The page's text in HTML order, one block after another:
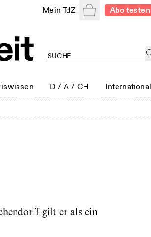
Mein TdZ WarenkorbAbo testen
D / A / CH International
gilt er als ein